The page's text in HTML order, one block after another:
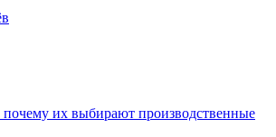
почему их выбирают производственные